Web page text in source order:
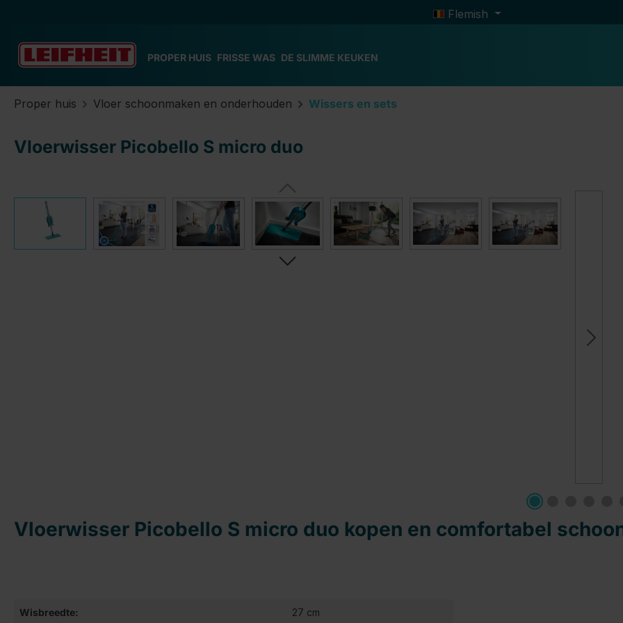
Flemish
PROPER HUIS FRISSE WAS DE SLIMME KEUKEN
Proper huis Vloer schoonmaken en onderhouden Wissers en sets
Vloerwisser Picobello S micro duo
Vloerwisser Picobello S micro duo kopen en comfortabel
Wisbreedte: 27 cm